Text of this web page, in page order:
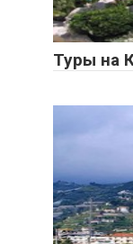
Туры на